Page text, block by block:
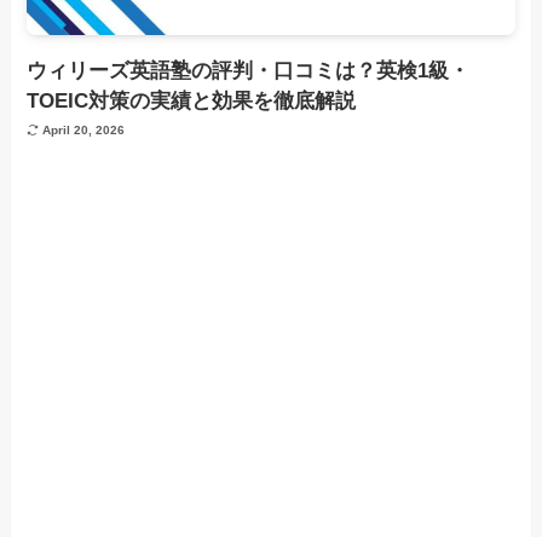
ウィリーズ英語塾の評判・口コミは？英検1級・
TOEIC対策の実績と効果を徹底解説
April 20, 2026